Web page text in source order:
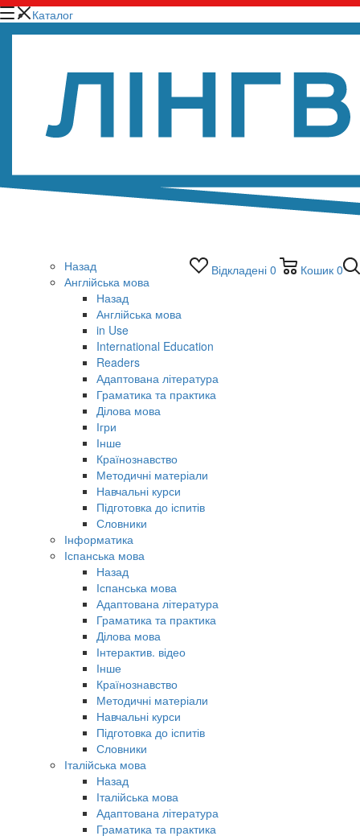
Відкладені 0 Кошик 0
Каталог
Назад
Англійська мова
Назад
Англійська мова
in Use
International Education
Readers
Адаптована література
Граматика та практика
Ділова мова
Ігри
Інше
Країнознавство
Методичні матеріали
Навчальні курси
Підготовка до іспитів
Словники
Інформатика
Іспанська мова
Назад
Іспанська мова
Адаптована література
Граматика та практика
Ділова мова
Інтерактив. відео
Інше
Країнознавство
Методичні матеріали
Навчальні курси
Підготовка до іспитів
Словники
Італійська мова
Назад
Італійська мова
Адаптована література
Граматика та практика